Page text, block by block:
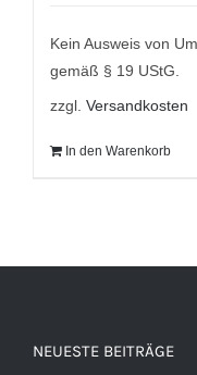
Kein Ausweis von
gemäß § 19 UStG.
zzgl. Versandkosten
In den Warenkorb
NEUESTE BEITRÄGE